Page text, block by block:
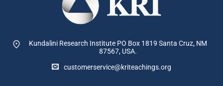
Kundalini Research Institute PO Box 1819 Santa Cruz, NM
87567, USA.
customerservice@kriteachings.org